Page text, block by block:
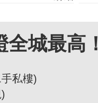
城最高！
私樓)